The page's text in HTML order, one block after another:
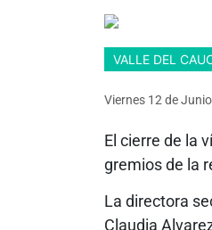
VALLE DEL
Viernes 12 de
El cierre de la
gremios de la
La directora
Claudia